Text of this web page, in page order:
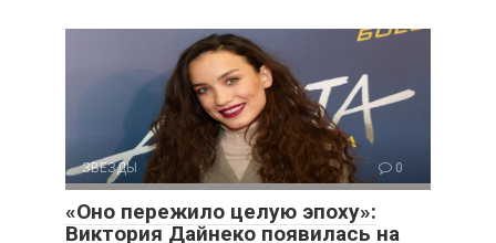
ЗВЕЗДЫ 0
«Оно пережило целую эпоху»:
Виктория Дайнеко появилась на